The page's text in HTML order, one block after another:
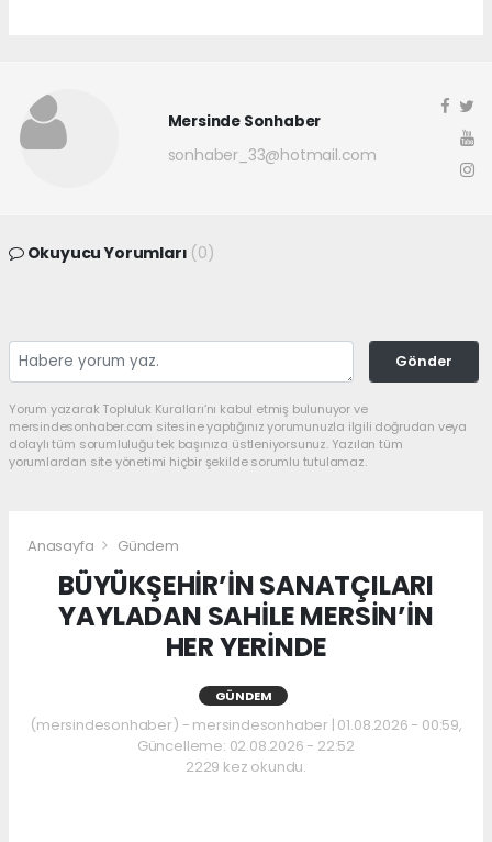
Mersinde Sonhaber
sonhaber_33@hotmail.com
Okuyucu Yorumları (0)
Gönder
Yorum yazarak Topluluk Kuralları’nı kabul etmiş bulunuyor ve
mersindesonhaber.com sitesine yaptığınız yorumunuzla ilgili doğrudan veya
dolaylı tüm sorumluluğu tek başınıza üstleniyorsunuz. Yazılan tüm
yorumlardan site yönetimi hiçbir şekilde sorumlu tutulamaz.
Anasayfa Gündem
BÜYÜKŞEHİR’İN SANATÇILARI
YAYLADAN SAHİLE MERSİN’İN
HER YERİNDE
GÜNDEM
(mersindesonhaber) - mersindesonhaber | 01.08.2026 - 00:59,
Güncelleme: 02.08.2026 - 22:52
2229 kez okundu.